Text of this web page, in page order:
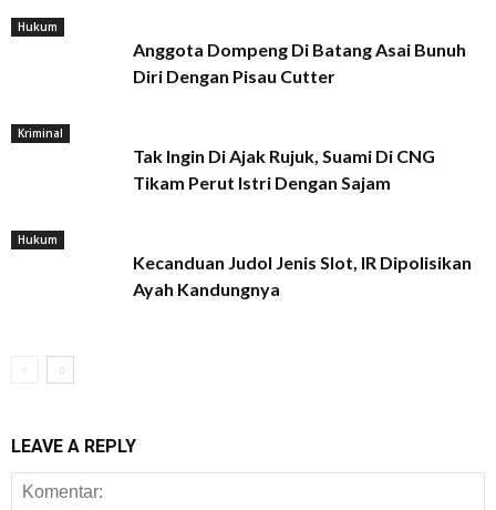
Hukum
Anggota Dompeng Di Batang Asai Bunuh
Diri Dengan Pisau Cutter
Kriminal
Tak Ingin Di Ajak Rujuk, Suami Di CNG
Tikam Perut Istri Dengan Sajam
Hukum
Kecanduan Judol Jenis Slot, IR Dipolisikan
Ayah Kandungnya
LEAVE A REPLY